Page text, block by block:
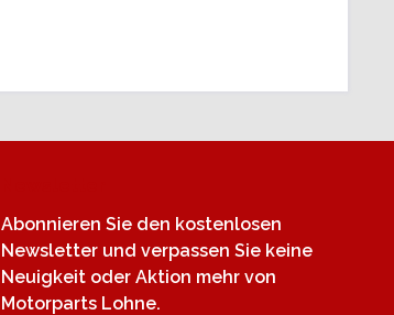
Abonnieren Sie den kostenlosen
Newsletter und verpassen Sie keine
Neuigkeit oder Aktion mehr von
Motorparts Lohne.